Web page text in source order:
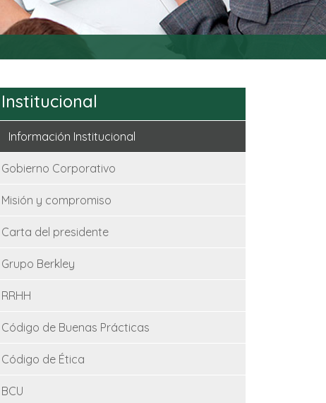
Institucional
Información Institucional
Gobierno Corporativo
Misión y compromiso
Carta del presidente
Grupo Berkley
RRHH
Código de Buenas Prácticas
Código de Ética
BCU